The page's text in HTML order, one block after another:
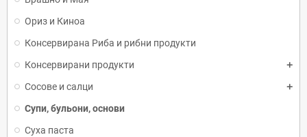
Ориз и Киноа
Консервирана Риба и рибни продукти
Консервирани продукти
Сосове и салци
Супи, бульони, основи
Суха паста